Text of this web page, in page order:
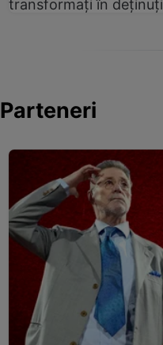
transformați în deținuți
Parteneri